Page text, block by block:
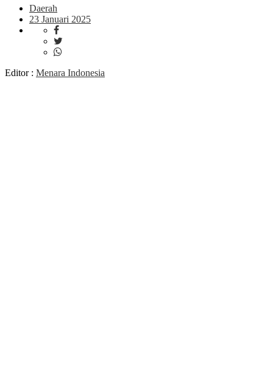
Daerah
23 Januari 2025
Editor : Menara Indonesia